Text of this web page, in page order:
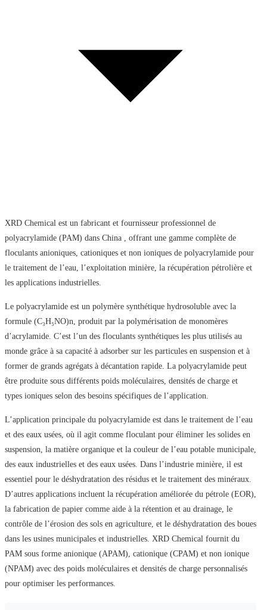
XRD Chemical est un fabricant et fournisseur professionnel de
polyacrylamide (PAM) dans China , offrant une gamme complète de
floculants anioniques, cationiques et non ioniques de polyacrylamide pour
le traitement de l’eau, l’exploitation minière, la récupération pétrolière et
les applications industrielles.
Le polyacrylamide est un polymère synthétique hydrosoluble avec la
formule (C₃H₅NO)n, produit par la polymérisation de monomères
d’acrylamide. C’est l’un des floculants synthétiques les plus utilisés au
monde grâce à sa capacité à adsorber sur les particules en suspension et à
former de grands agrégats à décantation rapide. La polyacrylamide peut
être produite sous différents poids moléculaires, densités de charge et
types ioniques selon des besoins spécifiques de l’application.
L’application principale du polyacrylamide est dans le traitement de l’eau
et des eaux usées, où il agit comme floculant pour éliminer les solides en
suspension, la matière organique et la couleur de l’eau potable municipale,
des eaux industrielles et des eaux usées. Dans l’industrie minière, il est
essentiel pour le déshydratation des résidus et le traitement des minéraux.
D’autres applications incluent la récupération améliorée du pétrole (EOR),
la fabrication de papier comme aide à la rétention et au drainage, le
contrôle de l’érosion des sols en agriculture, et le déshydratation des boues
dans les usines municipales et industrielles. XRD Chemical fournit du
PAM sous forme anionique (APAM), cationique (CPAM) et non ionique
(NPAM) avec des poids moléculaires et densités de charge personnalisés
pour optimiser les performances.